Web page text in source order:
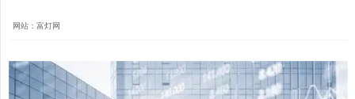
网站：富灯网